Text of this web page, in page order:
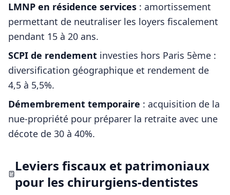
LMNP en résidence services : amortissement
permettant de neutraliser les loyers fiscalement
pendant 15 à 20 ans.
SCPI de rendement investies hors Paris 5ème :
diversification géographique et rendement de
4,5 à 5,5%.
Démembrement temporaire : acquisition de la
nue-propriété pour préparer la retraite avec une
décote de 30 à 40%.
Leviers fiscaux et patrimoniaux
pour les chirurgiens-dentistes